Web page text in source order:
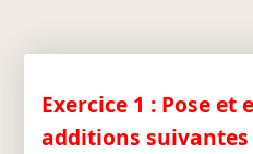
Exercice 1 : Pose
additions suivantes